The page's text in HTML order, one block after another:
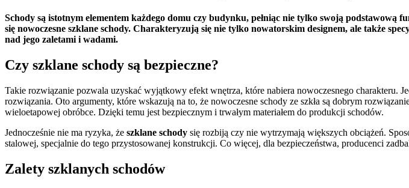
Schody są istotnym elementem każdego domu czy budynku, pełniąc nie tylko swoją
się nowoczesne szklane schody. Charakteryzują się nie tylko nowatorskim designem, ale także
nad jego zaletami i wadami.
Czy szklane schody są bezpieczne?
Takie rozwiązanie pozwala uzyskać wyjątkowy efekt wnętrza, które nabiera nowoczesnego charakteru.
rozwiązania. Oto argumenty, które wskazują na to, że nowoczesne schody ze szkła są dobrym
wieloetapowej obróbce. Dzięki temu jest bezpiecznym i trwałym materiałem do produkcji schodów.
Jednocześnie nie ma ryzyka, że szklane schody się rozbiją czy nie wytrzymają większych obciążeń.
stalowej, specjalnie do tego przystosowanej konstrukcji. Co więcej, dla bezpieczeństwa, producenci
Zalety szklanych schodów